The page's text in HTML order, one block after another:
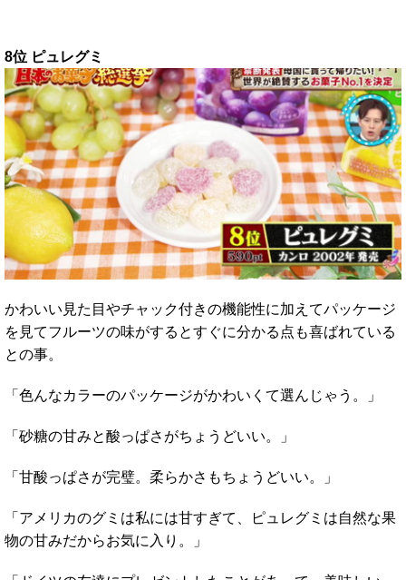
8位 ピュレグミ
かわいい見た目やチャック付きの機能性に加えてパッケージ
を見てフルーツの味がするとすぐに分かる点も喜ばれている
との事。
「色んなカラーのパッケージがかわいくて選んじゃう。」
「砂糖の甘みと酸っぱさがちょうどいい。」
「甘酸っぱさが完璧。柔らかさもちょうどいい。」
「アメリカのグミは私には甘すぎて、ピュレグミは自然な果
物の甘みだからお気に入り。」